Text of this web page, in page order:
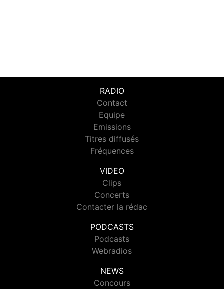
RADIO
Contact
Equipe
Emissions
Titres diffusés
Fréquences
VIDEO
Clips
Concerts
Contacter la rédac
PODCASTS
Podcasts
Webradios
NEWS
Concours